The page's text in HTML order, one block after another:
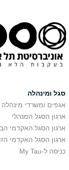
סגל ומינהלה
אגפים ומשרדי מינהלה
ארגון הסגל המנהלי
ארגון הסגל האקדמי
ארגון הסגל האקדמי
כניסה ל-My Tau